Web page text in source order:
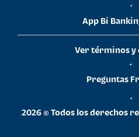
•
App Bi
Ver términos y
•
Preguntas
•
2026 © Todos los derechos